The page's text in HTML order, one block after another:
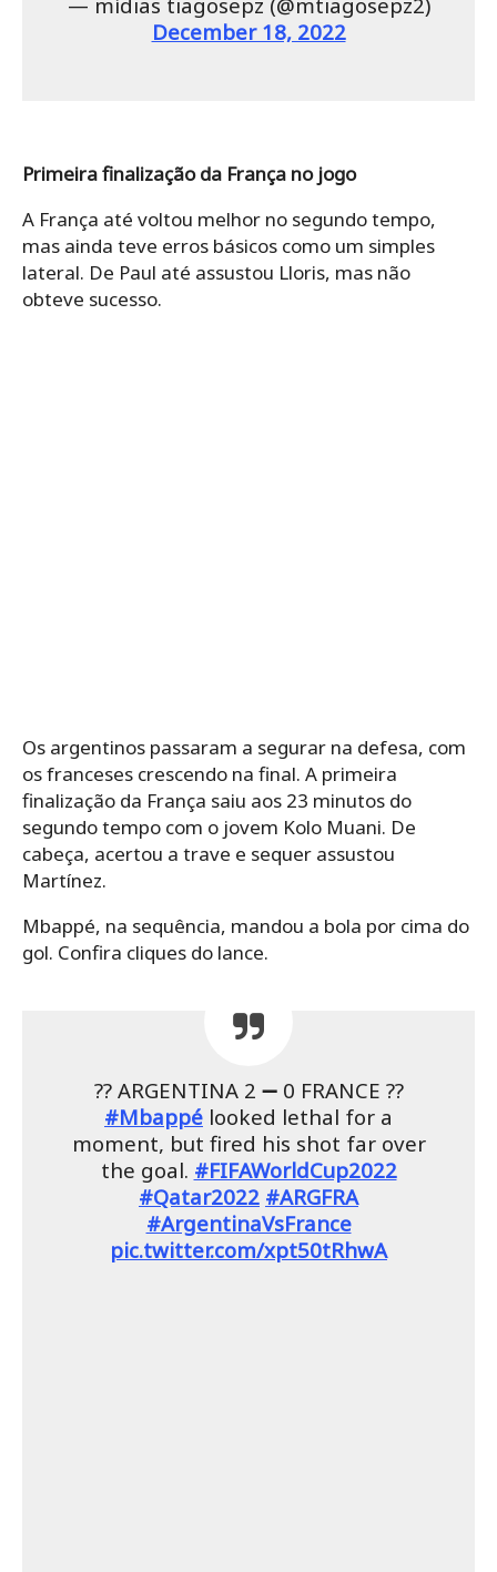
December 18, 2022
Primeira finalização da França no jogo
A França até voltou melhor no segundo tempo,
mas ainda teve erros básicos como um simples
lateral. De Paul até assustou Lloris, mas não
obteve sucesso.
Os argentinos passaram a segurar na defesa, com
os franceses crescendo na final. A primeira
finalização da França saiu aos 23 minutos do
segundo tempo com o jovem Kolo Muani. De
cabeça, acertou a trave e sequer assustou
Martínez.
Mbappé, na sequência, mandou a bola por cima do
gol. Confira cliques do lance.
?? ARGENTINA 2 ➖ 0 FRANCE ??
#Mbappé looked lethal for a
moment, but fired his shot far over
the goal. #FIFAWorldCup2022
#Qatar2022 #ARGFRA
#ArgentinaVsFrance
pic.twitter.com/xpt50tRhwA